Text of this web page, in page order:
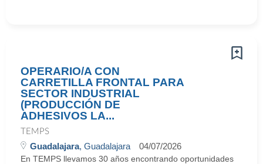
OPERARIO/A CON
CARRETILLA FRONTAL PARA
SECTOR INDUSTRIAL
(PRODUCCIÓN DE
ADHESIVOS LA...
TEMPS
Guadalajara, Guadalajara 04/07/2026
En TEMPS llevamos 30 años encontrando oportunidades